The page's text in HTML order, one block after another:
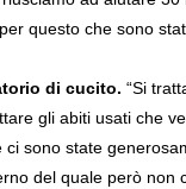
questo che sono
di cucito.“Si
gli abiti usati che
sono state
del quale però non